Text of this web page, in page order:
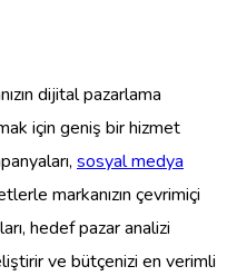
dijital pazarlama
için geniş bir hizmet
sosyal medya
markanızın çevrimiçi
hedef pazar analizi
ve bütçenizi en verimli